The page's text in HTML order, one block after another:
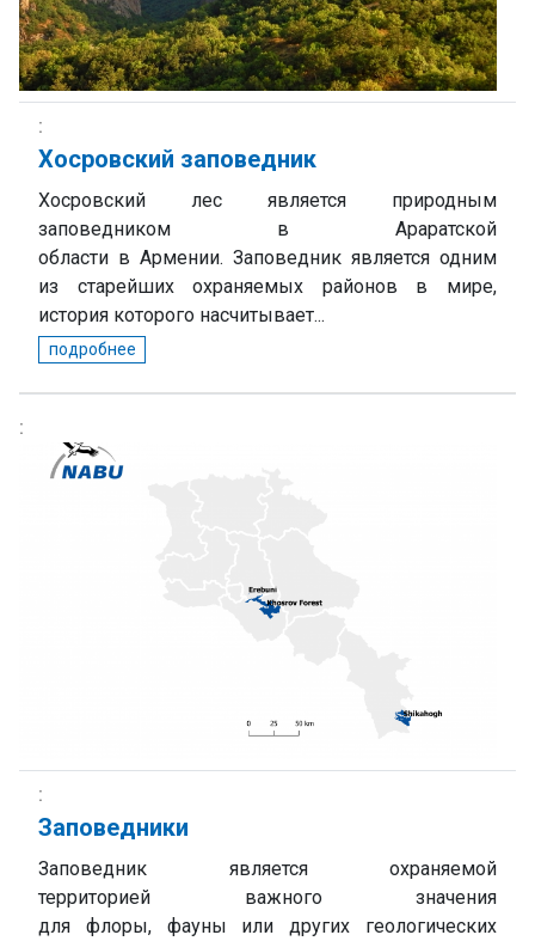
Хосровский заповедник
Хосровский лес является природным
заповедником в Араратской
области в Армении. Заповедник является одним
из старейших охраняемых районов в мире,
история которого насчитывает...
подробнее
Заповедники
Заповедник является охраняемой
территорией важного значения
для флоры, фауны или других геологических